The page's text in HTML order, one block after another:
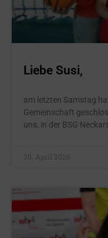
Liebe Susi,
am letzten Samstag
Gemeinschaft
uns, in der BSG
20. April 2026